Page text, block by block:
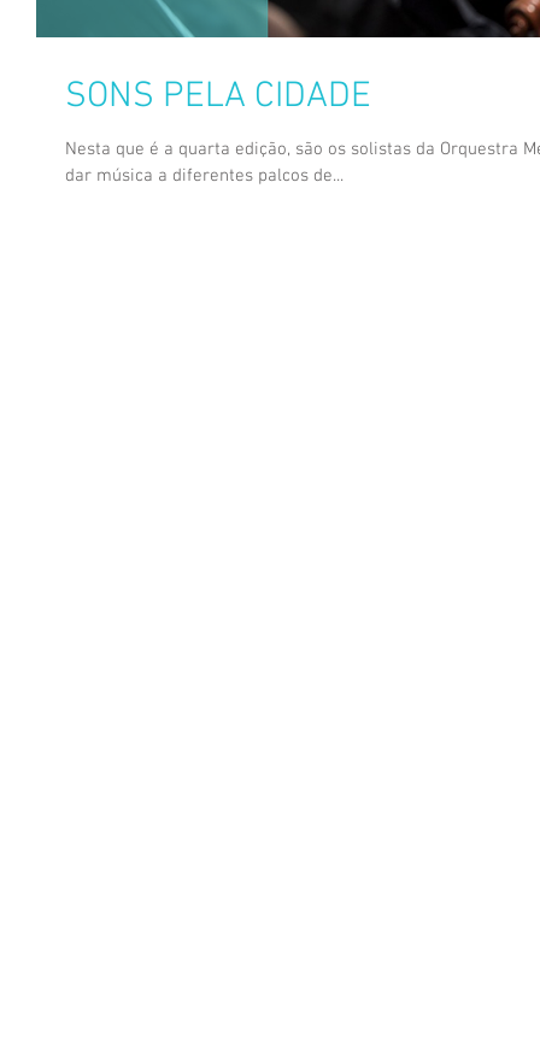
SONS PELA CIDADE
Nesta que é a quarta edição, são os solistas da Orquestra
dar música a diferentes palcos de...